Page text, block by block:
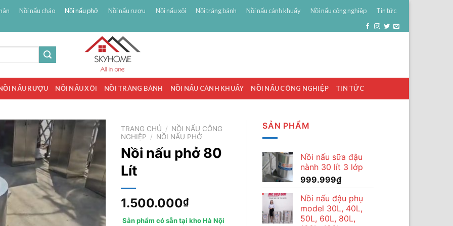
Nồi nấu cháo Nồi nấu phở Nồi nấu rượu Nồi nấu xôi Nồi tráng bánh Nồi nấu cánh khuấy Nồi nấu công nghiệp Tin tức
NẤU RƯỢU NỒI NẤU XÔI NỒI TRÁNG BÁNH NỒI NẤU CÁNH KHUẤY NỒI NẤU CÔNG NGHIỆP TIN TỨC
TRANG CHỦ / NỒI NẤU CÔNG
NGHIỆP / NỒI NẤU PHỞ
Nồi nấu phở 80
Lít
1.500.000₫
Sản phẩm có sẵn tại kho Hà Nội
SẢN PHẨM
Nồi nấu sữa đậu
nành 30 lít 3 lớp
999.999₫
Nồi nấu đậu phụ
model 30L, 40L,
50L, 60L, 80L,